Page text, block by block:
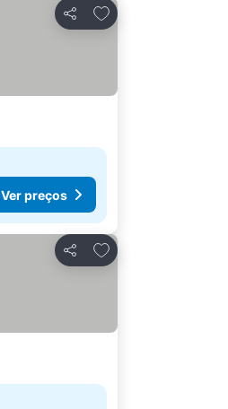
Partilhar
Adicionar aos
Ver preços
Partilhar
Adicionar aos